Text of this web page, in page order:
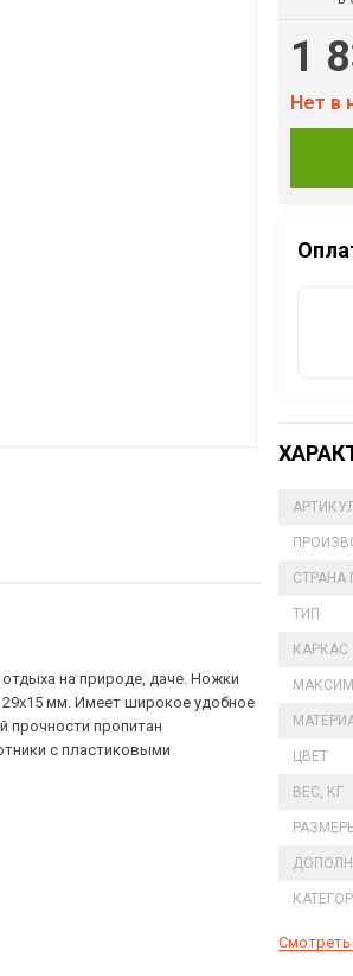
на природе, даче. Ножки
мм. Имеет широкое удобное
прочности пропитан
с пластиковыми
1
Нет в
СТРАНА
ТИП
КАРКАС
ЦВЕТ
ВЕС, КГ
Смотреть